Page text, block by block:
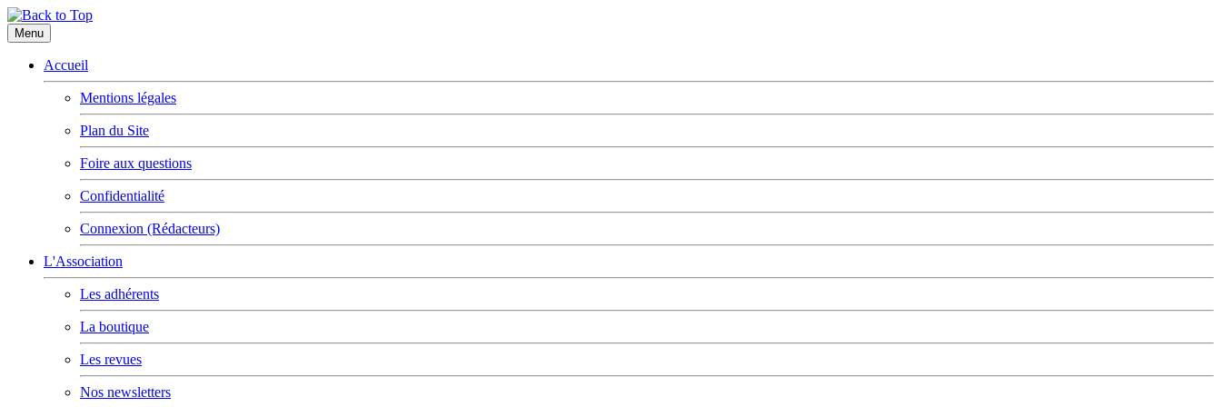
Menu
Accueil
Mentions légales
Plan du Site
Foire aux questions
Confidentialité
Connexion (Rédacteurs)
L'Association
Les adhérents
La boutique
Les revues
Nos newsletters